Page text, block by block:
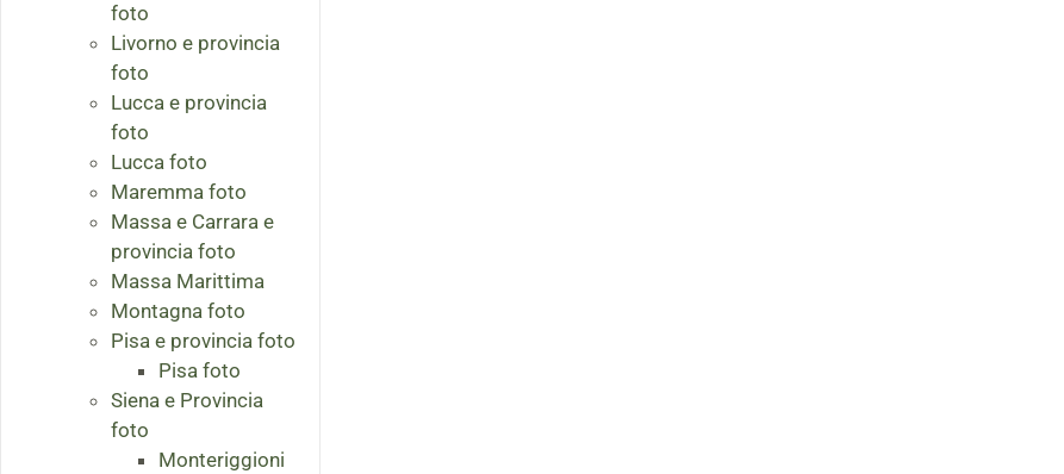
foto
Livorno e provincia
foto
Lucca e provincia
foto
Lucca foto
Maremma foto
Massa e Carrara e
provincia foto
Massa Marittima
Montagna foto
Pisa e provincia foto
Pisa foto
Siena e Provincia
foto
Monteriggioni